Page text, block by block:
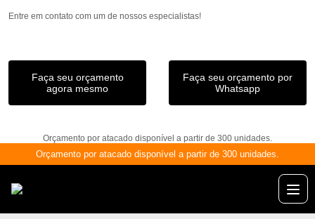
Entre em contato com um de nossos especialistas!
Faça seu orçamento
agora mesmo
Faça seu orçamento por
Whatsapp
Orçamento por atacado disponível a partir de 300 unidades.
Orçamento por atacado disponível a partir de 300 unidades.